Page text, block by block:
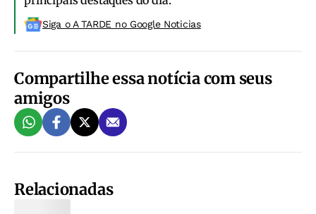
Siga o A TARDE no Google Noticias
Compartilhe essa notícia com seus
amigos
Relacionadas